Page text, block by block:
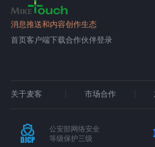
消息推送和内容创作生态
首页客户端下载合作伙伴登录
关于麦客 市场合作
公安部网络安全
等级保护三级